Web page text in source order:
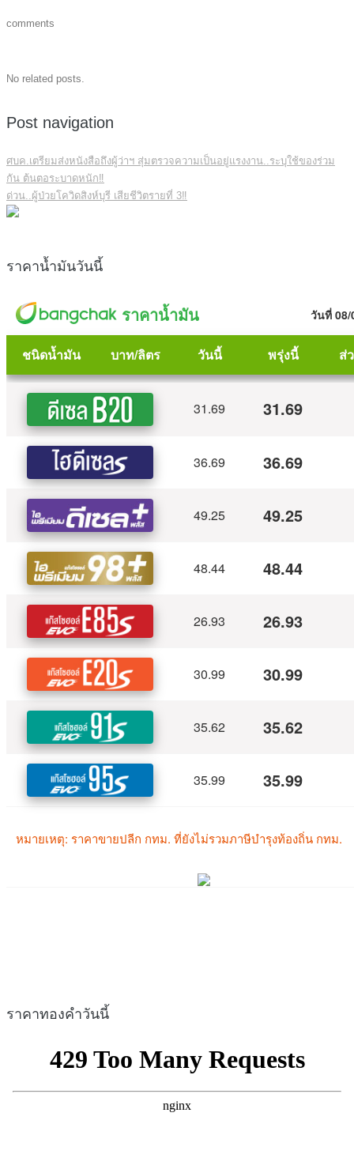
comments
No related posts.
Post navigation
ศบค.เตรียมส่งหนังสือถึงผู้ว่าฯ สุ่มตรวจความเป็นอยู่แรงงาน..ระบุใช้ของร่วม
กัน ต้นตอระบาดหนัก‼️
ด่วน..ผู้ป่วยโควิดสิงห์บุรี เสียชีวิตรายที่ 3‼️
ราคาน้ำมันวันนี้
ราคาทองคำวันนี้